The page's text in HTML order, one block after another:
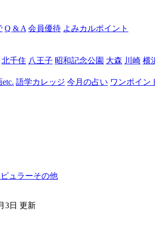
ャ
八
王
Q & A 会員優待 よみカルポイント
北千住 八王子 昭和記念公園 大森 川崎 横
語学カレッジ 今月の占い ワンポイン
ュラーその他
3日 更新